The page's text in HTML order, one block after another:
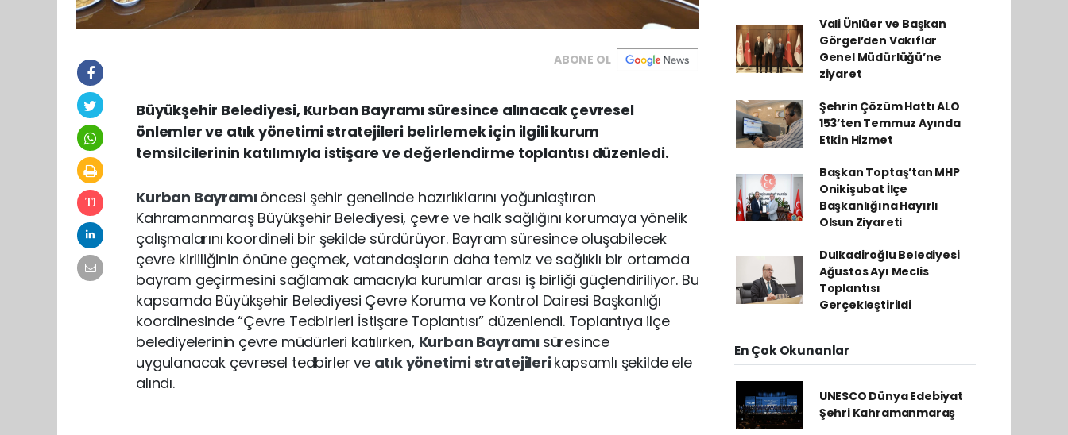
ABONE OL
Büyükşehir Belediyesi, Kurban Bayramı süresince alınacak çevresel
önlemler ve atık yönetimi stratejileri belirlemek için ilgili kurum
temsilcilerinin katılımıyla istişare ve değerlendirme toplantısı düzenledi.
Kurban Bayramıöncesi şehir genelinde hazırlıklarını yoğunlaştıran
Kahramanmaraş Büyükşehir Belediyesi, çevre ve halk sağlığını korumaya yönelik
çalışmalarını koordineli bir şekilde sürdürüyor. Bayram süresince oluşabilecek
çevre kirliliğinin önüne geçmek, vatandaşların daha temiz ve sağlıklı bir ortamda
bayram geçirmesini sağlamak amacıyla kurumlar arası iş birliği güçlendiriliyor. Bu
kapsamda Büyükşehir Belediyesi Çevre Koruma ve Kontrol Dairesi Başkanlığı
koordinesinde “Çevre Tedbirleri İstişare Toplantısı” düzenlendi. Toplantıya ilçe
belediyelerinin çevre müdürleri katılırken, Kurban Bayramı süresince
uygulanacak çevresel tedbirler ve atık yönetimi stratejilerikapsamlı şekilde ele
alındı.
Vali Ünlüer ve Başkan
Görgel’den Vakıflar
Genel Müdürlüğü’ne
ziyaret
Şehrin Çözüm Hattı ALO
153’ten Temmuz Ayında
Etkin Hizmet
Başkan Toptaş’tan MHP
Onikişubat İlçe
Başkanlığına Hayırlı
Olsun Ziyareti
Dulkadiroğlu Belediyesi
Ağustos Ayı Meclis
Toplantısı
Gerçekleştirildi
En Çok Okunanlar
UNESCO Dünya Edebiyat
Şehri Kahramanmaraş